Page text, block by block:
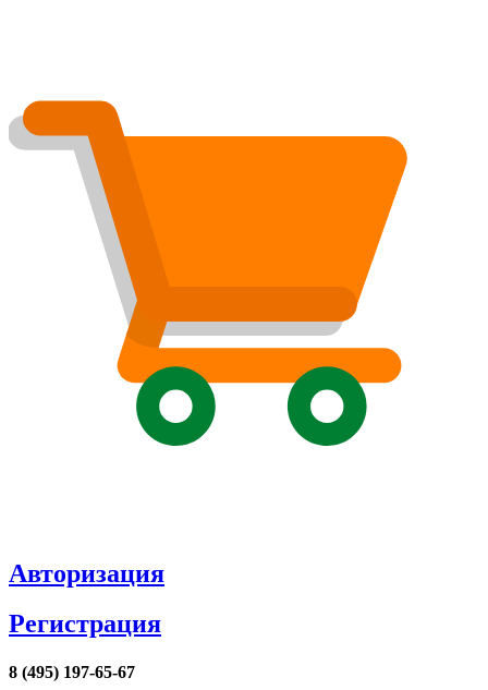
Авторизация
Регистрация
8 (495) 197-65-67